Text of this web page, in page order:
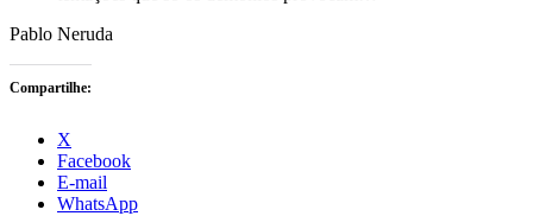
Pablo Neruda
Compartilhe:
X
Facebook
E-mail
WhatsApp